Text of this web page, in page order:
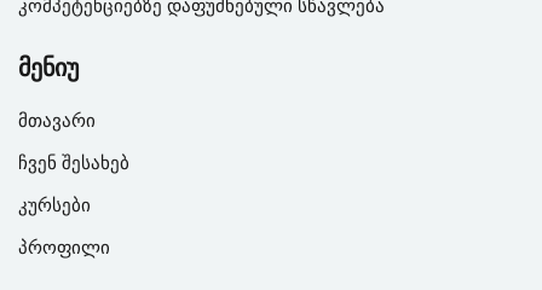
კომპეტენციებზე დაფუძნებული სწავლება
მენიუ
მთავარი
ჩვენ შესახებ
კურსები
პროფილი